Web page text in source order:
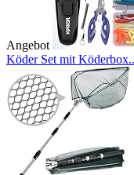
Angebot
Köder Set mit